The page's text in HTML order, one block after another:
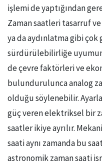
işlemi de yaptığından
Zaman saatleri tasarruf
ya da aydınlatma gibi
sürdürülebilirliğe
de çevre faktörleri ve
bulundurulunca analog
olduğu söylenebilir.
güç veren elektriksel bir
saatler ikiye ayrılır.
saati aynı zamanda bu
astronomik zaman saati